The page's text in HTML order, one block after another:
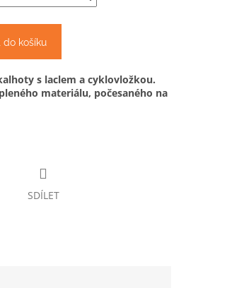
do košíku
s laclem a cyklovložkou.
materiálu, počesaného na
SDÍLET